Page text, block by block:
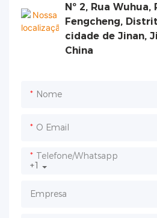
Nº 2, Rua
Fengcheng,
cidade de Jinan,
China
Nome
O Email
+1
Telefone/whatsapp
Empresa